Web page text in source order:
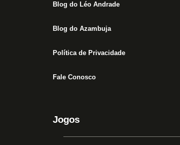
Blog do Léo Andrade
Blog do Azambuja
Política de Privacidade
Fale Conosco
Jogos
e projeta voltar revigorado